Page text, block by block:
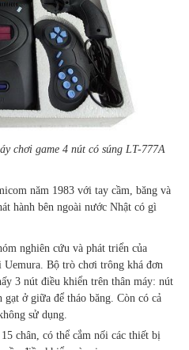
chơi game 4 nút có súng LT-777A
năm 1983 với tay cầm, băng và
hành bên ngoài nước Nhật có gì
nghiên cứu và phát triển của
Uemura. Bộ trò chơi trông khá đơn
3 nút điều khiển trên thân máy: nút
ở giữa để tháo băng. Còn có cả
sử dụng.
chân, có thể cắm nối các thiết bị